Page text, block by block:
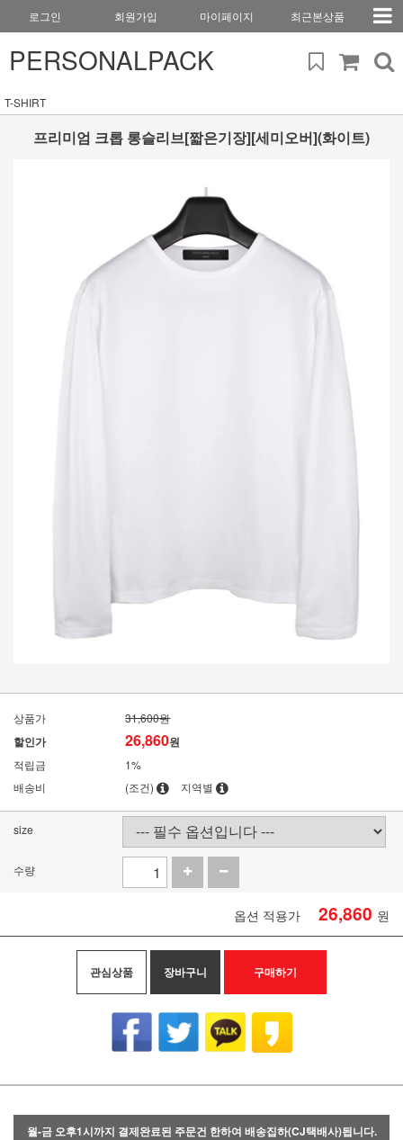
로그인 회원가입 마이페이지 최근본상품
PERSONALPACK
T-SHIRT
프리미엄 크롭 롱슬리브[짧은기장][세미오버](화이트)
상품가 31,600원
할인가 26,860원
적립금
1%
배송비
(조건) 지역별
size
수량
옵션 적용가 26,860 원
관심상품 장바구니 구매하기
월-금 오후1시까지 결제완료된 주문건 한하여 배송집하(CJ택배사)됩니다.